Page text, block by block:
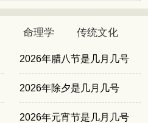
命理学 传统文化
2026年腊八节是几月几号
2026年除夕是几月几号
2026年元宵节是几月几号